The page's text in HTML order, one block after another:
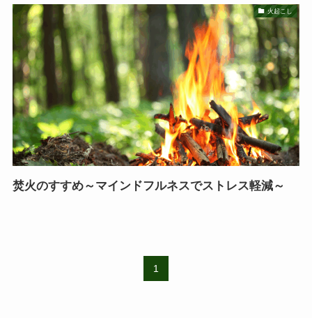
火起こし
焚火のすすめ～マインドフルネスでストレス軽減～
1